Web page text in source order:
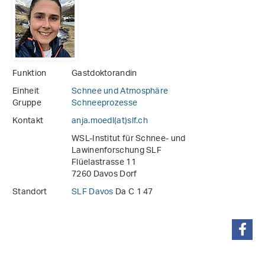
Funktion
Gastdoktorandin
Einheit
Schnee und Atmosphäre
Gruppe
Schneeprozesse
Kontakt
anja.moedl(at)slf.ch
WSL-Institut für Schnee- und
Lawinenforschung SLF
Flüelastrasse 11
7260 Davos Dorf
Standort
SLF DavosDa C 1 47